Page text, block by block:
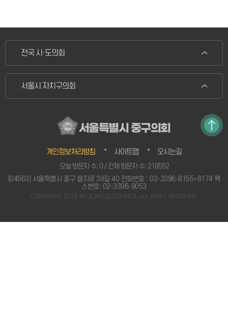
전국 시·도의회
서울시 자치구의회
서울특별시 중구의회
개인정보처리방침 사이트맵 오시는길
오늘 방문자 수: 0 / 전체 방문자 수: 218552
(04563) 서울특별시 중구 을지로 39길 40 전화번호 : 02-3396-8155~8174 팩
스번호: 02-3396-9053
COPYRIGHT 2018 BY JUNG GUCOUNCIL ALL RIGHT RESERVED.